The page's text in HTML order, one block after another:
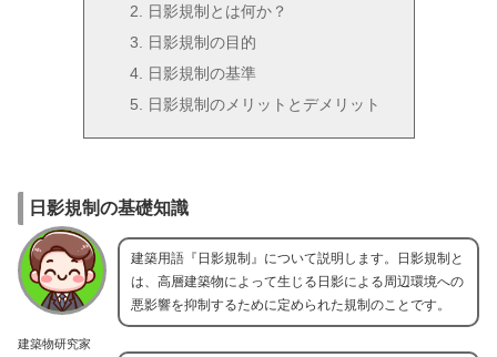
日影規制とは何か？
日影規制の目的
日影規制の基準
日影規制のメリットとデメリット
日影規制の基礎知識
建築物研究家
建築用語『日影規制』について説明します。日影規制と
は、高層建築物によって生じる日影による周辺環境への
悪影響を抑制するために定められた規制のことです。